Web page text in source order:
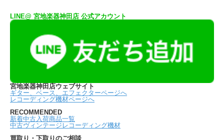
LINE@ 宮地楽器神田店 公式アカウント
宮地楽器神田店ウェブサイト
ギター、ベース、エフェクターページへ
レコーディング機材ページへ
RECOMMENDED
新着中古入荷商品一覧
中古ヴィンテージレコーディング機材
買取り・下取りのご相談